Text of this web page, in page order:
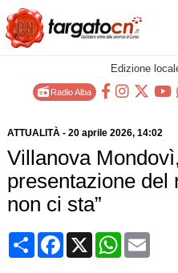
Edizione
Radio Alba
ATTUALITÀ- 20 aprile 2026, 14:02
Villanova
presentazione del
non ci sta”
CondividiFacebook
X WhatsApp
Email